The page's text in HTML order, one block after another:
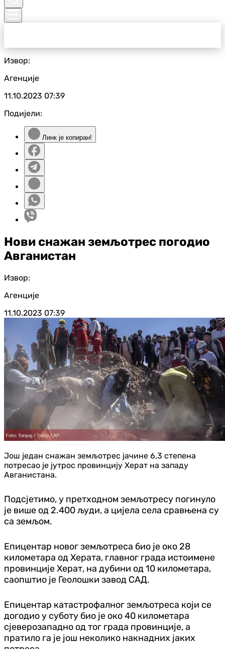
Извор:
Агенције
11.10.2023 07:39
Подијели:
Линк је копиран!
Нови снажан земљотрес погодио
Авганистан
Извор:
Агенције
11.10.2023 07:39
Још један снажан земљотрес јачине 6,3 степена
потресао је јутрос провинцију Херат на западу
Авганистана.
Подсјетимо, у претходном земљотресу погинуло
је више од 2.400 људи, а цијела села сравњена су
са земљом.
Епицентар новог земљотреса био је око 28
километара од Херата, главног града истоимене
провинције Херат, на дубини од 10 километара,
саопштио је Геолошки завод САД.
Епицентар катастрофалног земљотреса који се
догодио у суботу био је око 40 километара
сјеверозападно од тог града провинције, а
пратило га је још неколико накнадних јаких